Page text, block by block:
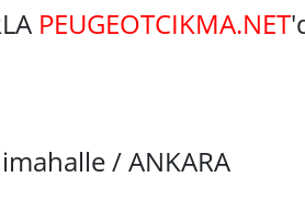
PEUGEOTCIKMA.NET
/ ANKARA